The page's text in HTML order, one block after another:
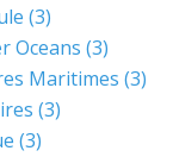
(3)
Oceans (3)
Maritimes (3)
(3)
(3)